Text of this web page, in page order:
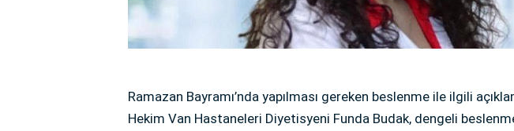
Ramazan Bayramı’nda yapılması gereken beslenme ile ilgili
Hekim Van Hastaneleri Diyetisyeni Funda Budak, dengeli